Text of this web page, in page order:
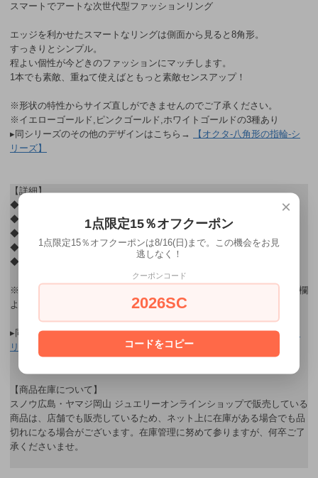
スマートでアートな次世代型ファッションリング
エッジを利かせたスマートなリングは側面から見ると8角形。
すっきりとシンプル。
程よい個性が今どきのファッションにマッチします。
1本でも素敵、重ねて使えばともっと素敵センスアップ！
※形状の特性からサイズ直しができませんのでご了承ください。
※イエローゴールド,ピンクゴールド,ホワイトゴールドの3種あり
▸同シリーズのその他のデザインはこちら→
【オクタ-八角形の指輪-シ
リーズ】
【詳細】
◆ 品名：「オクタ-八角形の指輪-」K10イエローゴールド(ダイヤなし)
◆ 価格：22,000円(税込)
◆ 素材：K10イエローゴールド
◆ 寸法：幅約1㎜
◆ 指輪のサイズ：10号のみ
※ ギフト用ラッピングをご希望されるお客様はご購入後、連絡・通信欄
よりお申し込み下さい。
▸同シリーズのその他のデザインはこちら→【オクタ-八角形の指輪-シ
リーズ】
【商品在庫について】
スノウ広島・ヤマジ岡山 ジュエリーオンラインショップで販売している
商品は、店舗でも販売しているため、ネット上に在庫がある場合でも品
切れになる場合がございます。在庫管理に努めて参りますが、何卒ご了
承くださいませ。
×
1点限定15％オフクーポン
1点限定15％オフクーポンは8/16(日)まで。この機会をお見
逃しなく！
クーポンコード
2026SC
コードをコピー